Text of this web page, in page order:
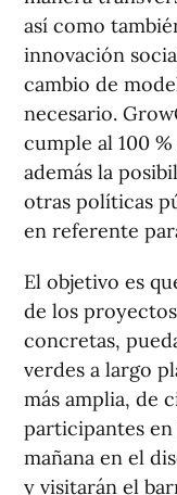
así como
innovación
cambio de
necesario.
cumple al 100
además la
otras políticas
en referente
El objetivo es
de los
concretas,
verdes a largo
más amplia, de
participantes en
mañana en el
y visitarán el